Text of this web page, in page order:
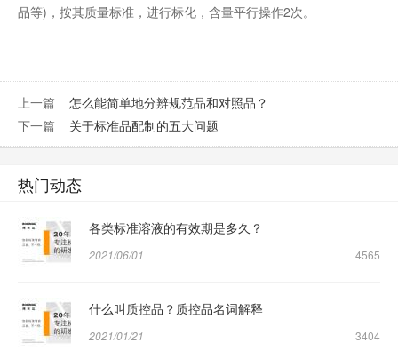
品等)，按其质量标准，进行标化，含量平行操作2次。
上一篇 怎么能简单地分辨规范品和对照品？
下一篇 关于标准品配制的五大问题
热门动态
各类标准溶液的有效期是多久？
2021/06/01 4565
什么叫质控品？质控品名词解释
2021/01/21 3404